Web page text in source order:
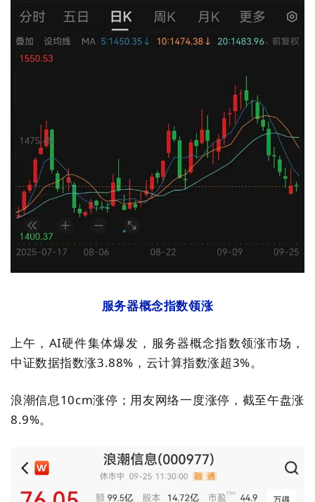
服务器概念指数领涨
上午， AI硬件集体爆发，服务器概念指数领涨市场，
中证数据指数涨3.88% ，云计算指数涨超3%。
浪潮信息10cm涨停；用友网络一度涨停，截至午盘涨
8.9%。